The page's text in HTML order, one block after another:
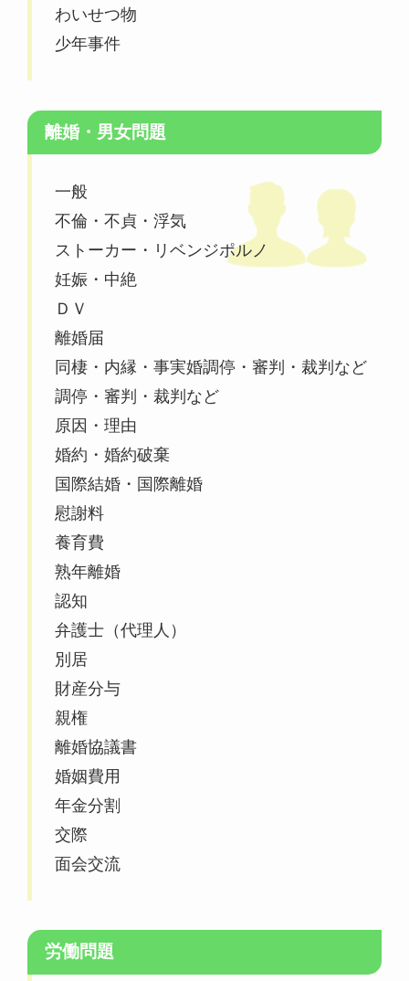
わいせつ物
少年事件
離婚・男女問題
一般
不倫・不貞・浮気
ストーカー・リベンジポルノ
妊娠・中絶
ＤＶ
離婚届
同棲・内縁・事実婚調停・審判・裁判など
調停・審判・裁判など
原因・理由
婚約・婚約破棄
国際結婚・国際離婚
慰謝料
養育費
熟年離婚
認知
弁護士（代理人）
別居
財産分与
親権
離婚協議書
婚姻費用
年金分割
交際
面会交流
労働問題